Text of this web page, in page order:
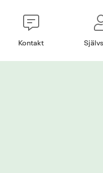
Kontakt